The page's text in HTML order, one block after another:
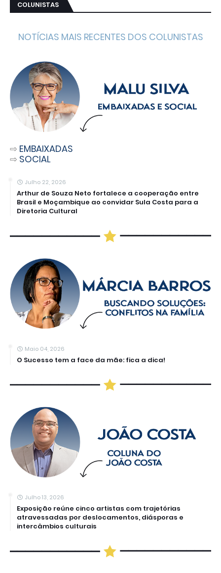
COLUNISTAS
NOTÍCIAS MAIS RECENTES DOS COLUNISTAS
⇨ EMBAIXADAS
⇨ SOCIAL
Julho 22, 2026
Arthur de Souza Neto fortalece a cooperação entre
Brasil e Moçambique ao convidar Sula Costa para a
Diretoria Cultural
Maio 04, 2026
O Sucesso tem a face da mãe: fica a dica!
Julho 13, 2026
Exposição reúne cinco artistas com trajetórias
atravessadas por deslocamentos, diásporas e
intercâmbios culturais